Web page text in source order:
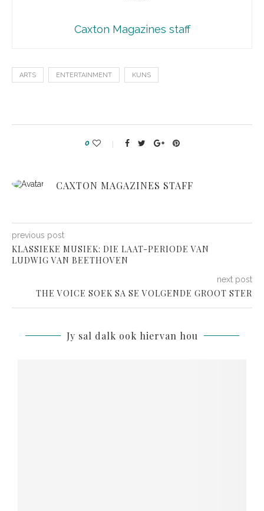
Caxton Magazines staff
ARTS ENTERTAINMENT KUNS
0
CAXTON MAGAZINES STAFF
previous post
KLASSIEKE MUSIEK: DIE LAAT-PERIODE VAN
LUDWIG VAN BEETHOVEN
next post
THE VOICE SOEK SA SE VOLGENDE GROOT STER
Jy sal dalk ook hiervan hou